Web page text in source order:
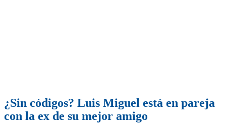
¿Sin códigos? Luis Miguel está en pareja
con la ex de su mejor amigo